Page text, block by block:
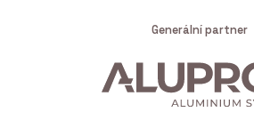
Generální partner